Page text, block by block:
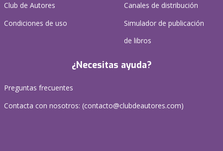
Club de Autores
Condiciones de uso
Canales de distribución
Simulador de publicación
de libros
¿Necesitas ayuda?
Preguntas frecuentes
Contacta con nosotros: (contacto@clubdeautores.com)